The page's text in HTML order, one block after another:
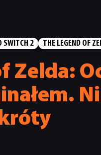
SWITCH 2 THE LEGEND OF
Zelda: